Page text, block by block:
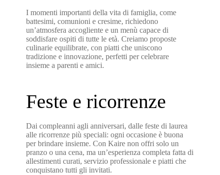
I momenti importanti della vita di famiglia, come
battesimi, comunioni e cresime, richiedono
un’atmosfera accogliente e un menù capace di
soddisfare ospiti di tutte le età. Creiamo proposte
culinarie equilibrate, con piatti che uniscono
tradizione e innovazione, perfetti per celebrare
insieme a parenti e amici.
Feste e ricorrenze
Dai compleanni agli anniversari, dalle feste di laurea
alle ricorrenze più speciali: ogni occasione è buona
per brindare insieme. Con Kaire non offri solo un
pranzo o una cena, ma un’esperienza completa fatta di
allestimenti curati, servizio professionale e piatti che
conquistano tutti gli invitati.